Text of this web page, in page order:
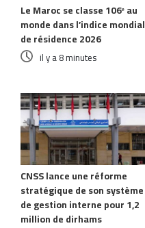
Le Maroc se classe 106ᵉ au
monde dans l’indice mondial
de résidence 2026
il y a 8 minutes
CNSS lance une réforme
stratégique de son système
de gestion interne pour 1,2
million de dirhams